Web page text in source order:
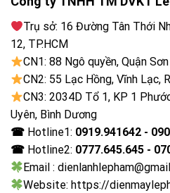
Bộ xử lý tân tiến cùng tấm
Google Tivi Sony 4K 50 Inch
xử lý 4K HDR Processor X1
tấm nền màu rộng làm nhiệm
tạo hình ảnh trước khi hiển
Chipset hoạt động mọi lúc
mang đến những khung cảnh
cho chúng ta bằng những
đối với sắc màu ngoài tự
Trụ sở: 16 Đường Tân Thới
12, TP.HCM
CN1: 88 Ngô quyền, Quận
CN2: 55 Lạc Hồng, Vĩnh Lạc,
CN3: 2034D Tổ 1, KP 1
Uyên, Bình Dương
☎ Hotline1: 0919.941642 -
☎ Hotline2: 0777.645.645 -
Email :
Website: https://